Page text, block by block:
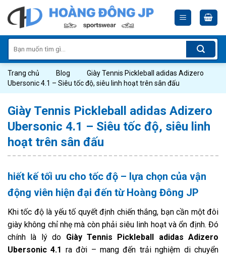
content
kiếm:
Trang chủ Blog
Giày Tennis Pickleball adidas Adizero
Ubersonic 4.1 – Siêu tốc độ, siêu linh hoạt trên sân đấu
Giày Tennis Pickleball adidas Adizero
Ubersonic 4.1 – Siêu tốc độ, siêu linh
hoạt trên sân đấu
hiết kế tối ưu cho tốc độ – lựa chọn của vận
động viên hiện đại đến từ Hoàng Đông JP
Khi tốc độ là yếu tố quyết định chiến thắng, bạn cần một đôi
giày không chỉ nhẹ mà còn phải siêu linh hoạt và ổn định. Đó
chính là lý do Giày Tennis Pickleball adidas Adizero
Ubersonic 4.1 ra đời – mang đến trải nghiệm di chuyển